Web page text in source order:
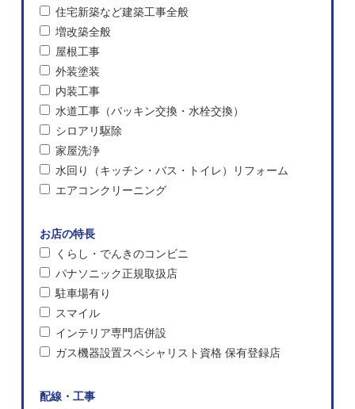
住宅新築など建築工事全般
増改築全般
屋根工事
外装塗装
内装工事
水道工事（パッキン交換・水栓交換）
シロアリ駆除
家屋洗浄
水回り（キッチン・バス・トイレ）リフォーム
エアコンクリーニング
お店の特長
くらし・でんきのコンビニ
パナソニック正規取扱店
駐車場有り
スマイル
インテリア専門店併設
ガス機器設置スペシャリスト資格 保有登録店
配線・工事